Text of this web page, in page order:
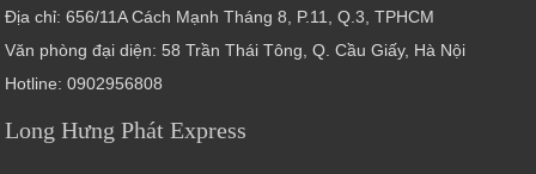
Địa chỉ: 656/11A Cách Mạnh Tháng 8, P.11, Q.3, TPHCM
Văn phòng đại diện: 58 Trần Thái Tông, Q. Cầu Giấy, Hà Nội
Hotline: 0902956808
Long Hưng Phát Express